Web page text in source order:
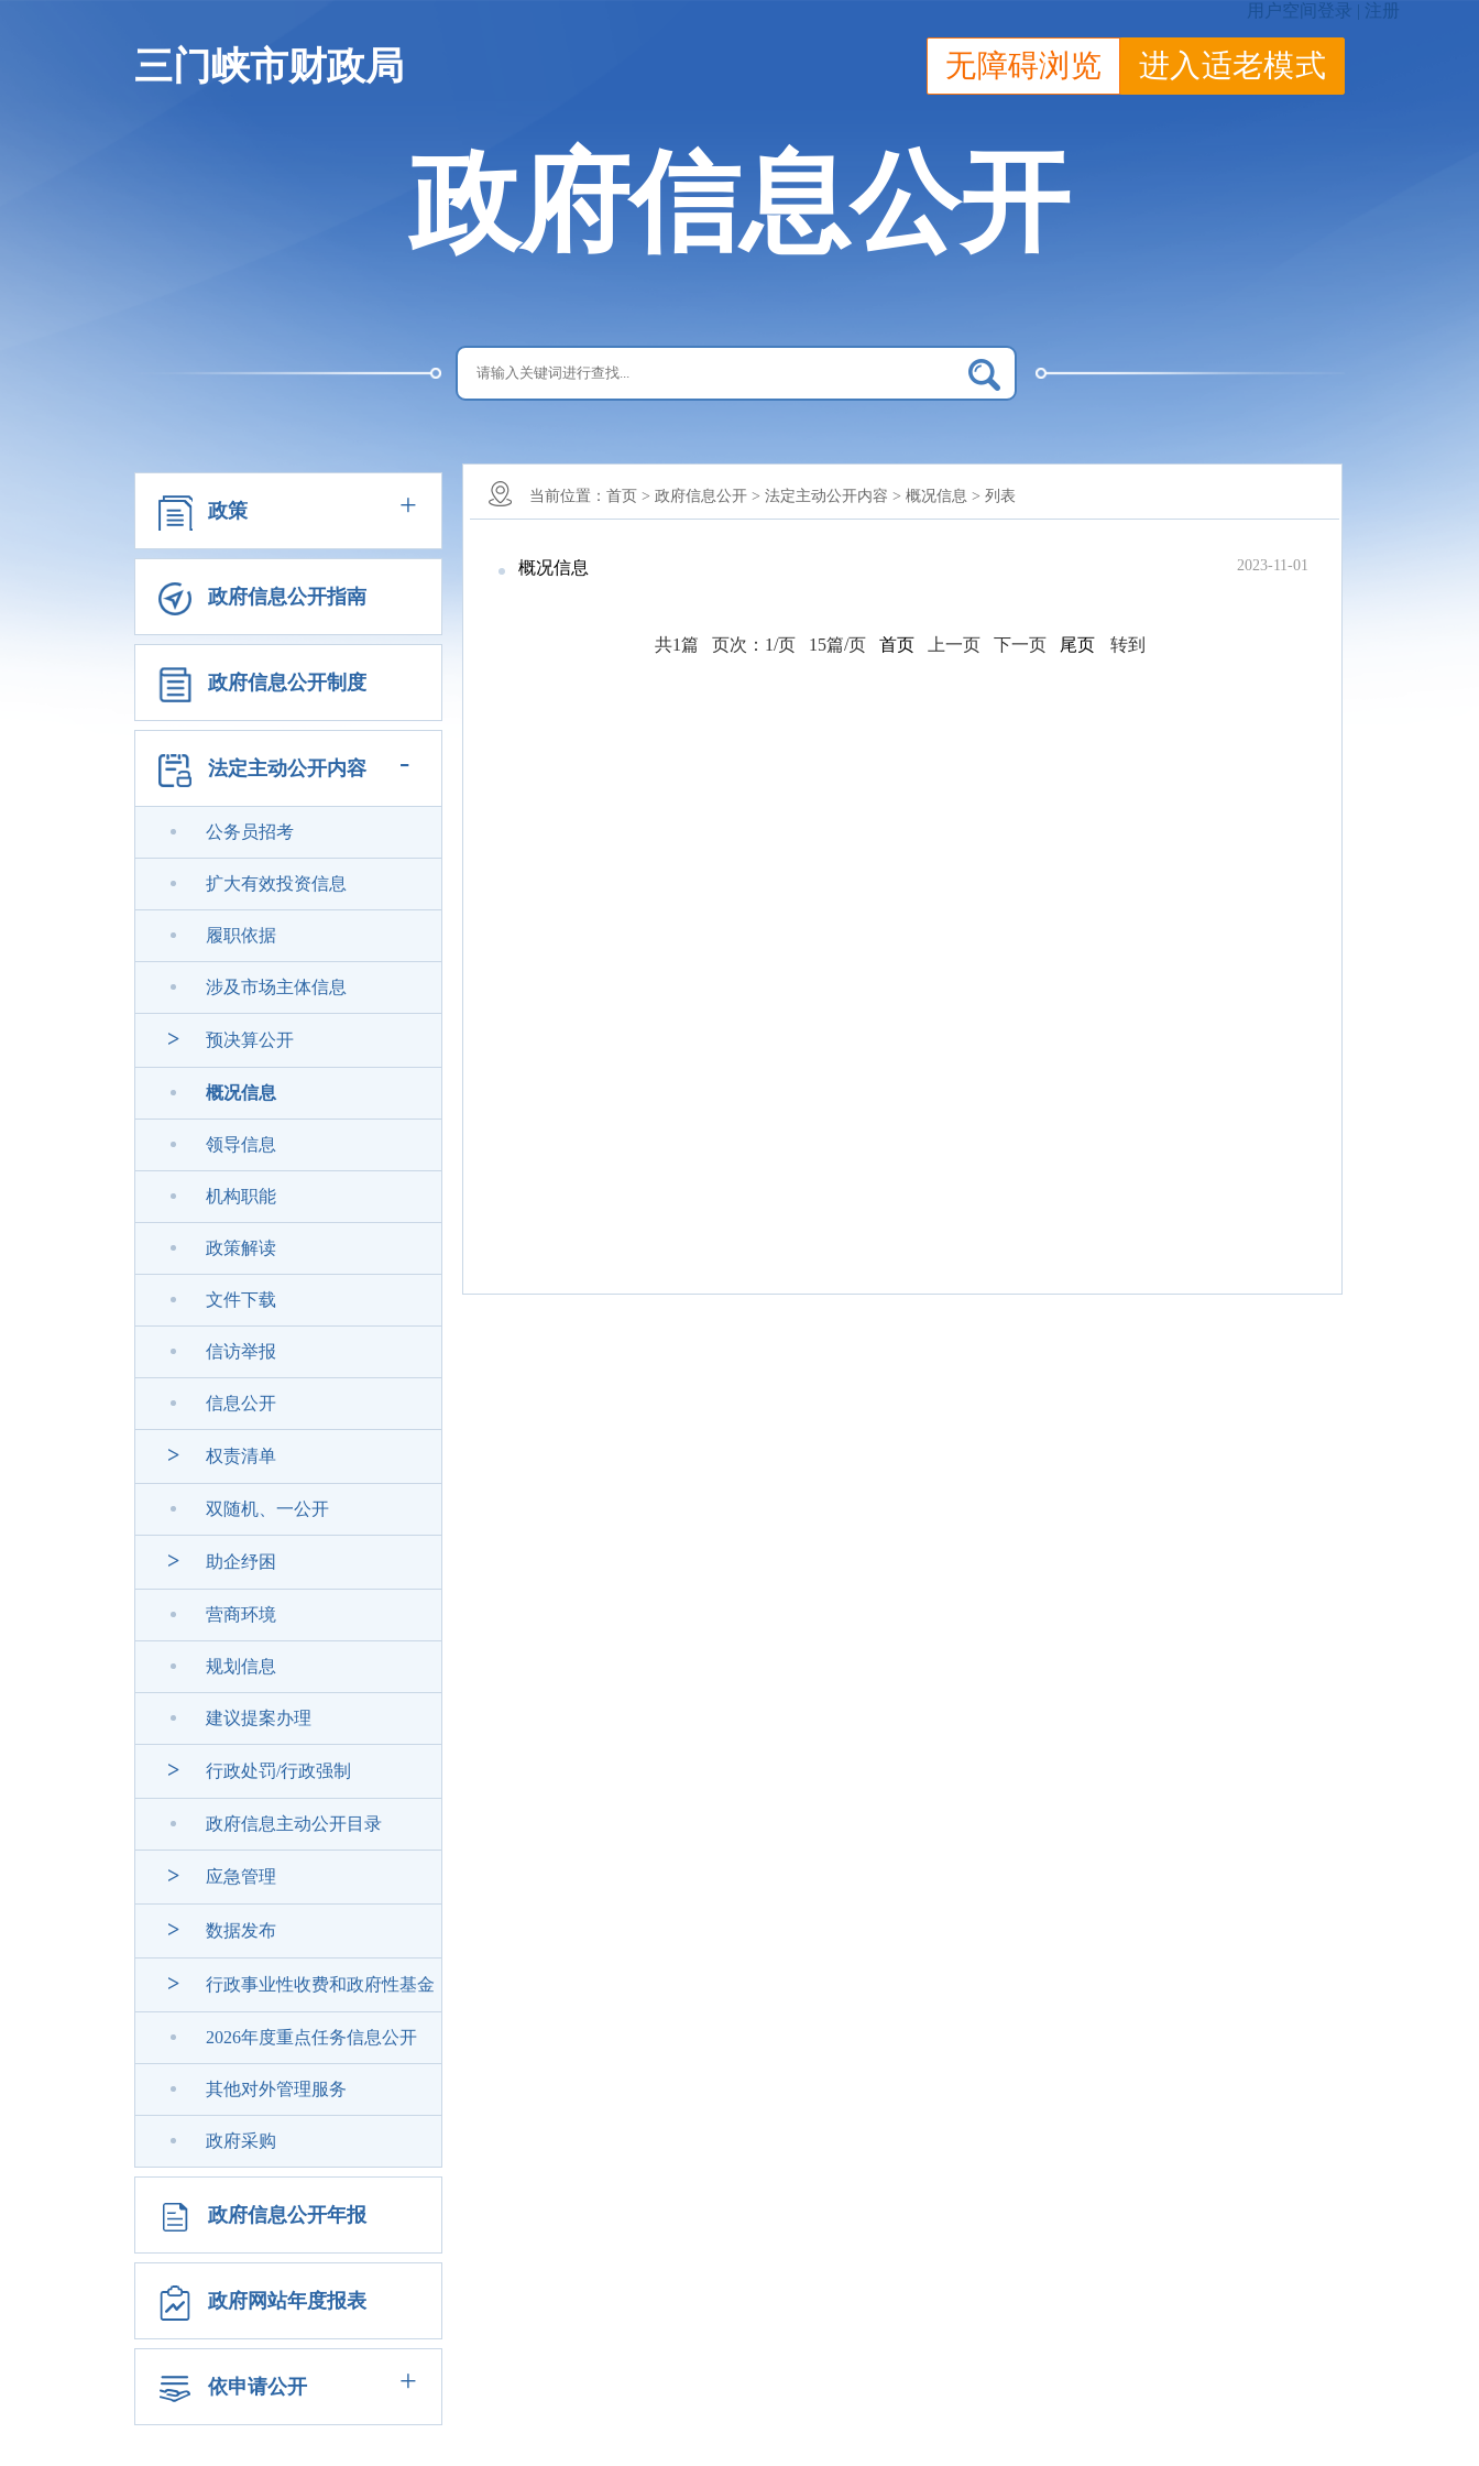
三门峡市财政局 无障碍浏览 进入适老模式
政府信息公开
政策 +
政府信息公开指南
政府信息公开制度
法定主动公开内容 -
公务员招考
扩大有效投资信息
履职依据
涉及市场主体信息
> 预决算公开
概况信息
领导信息
机构职能
政策解读
文件下载
信访举报
信息公开
> 权责清单
双随机、一公开
> 助企纾困
营商环境
规划信息
建议提案办理
> 行政处罚/行政强制
政府信息主动公开目录
> 应急管理
> 数据发布
> 行政事业性收费和政府性基金
2026年度重点任务信息公开
其他对外管理服务
政府采购
政府信息公开年报
政府网站年度报表
依申请公开 +
当前位置： 首页 > 政府信息公开 > 法定主动公开内容 > 概况信息 > 列表
概况信息 2023-11-01
共1篇 页次：1/页 15篇/页 首页 上一页 下一页 尾页 转到